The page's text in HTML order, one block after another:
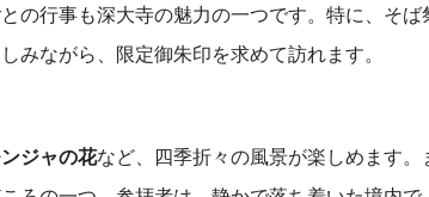
の行事も深大寺の魅力の一つです。特に、そば
ながら、限定御朱印を求めて訪れます。
ジャの花など、四季折々の風景が楽しめます。